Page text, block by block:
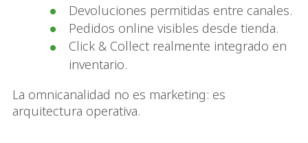
Devoluciones permitidas entre canales.
Pedidos online visibles desde tienda.
Click & Collect realmente integrado en
inventario.
La omnicanalidad no es marketing: es
arquitectura operativa.